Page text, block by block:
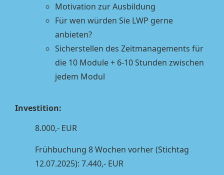
Motivation zur Ausbildung
Für wen würden Sie LWP gerne
anbieten?
Sicherstellen des Zeitmanagements für
die 10 Module + 6-10 Stunden zwischen
jedem Modul
Investition:
8.000,- EUR
Frühbuchung 8 Wochen vorher (Stichtag
12.07.2025): 7.440,- EUR